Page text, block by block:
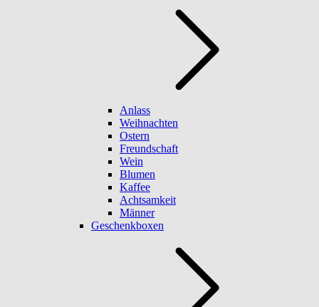
Anlass
Weihnachten
Ostern
Freundschaft
Wein
Blumen
Kaffee
Achtsamkeit
Männer
Geschenkboxen